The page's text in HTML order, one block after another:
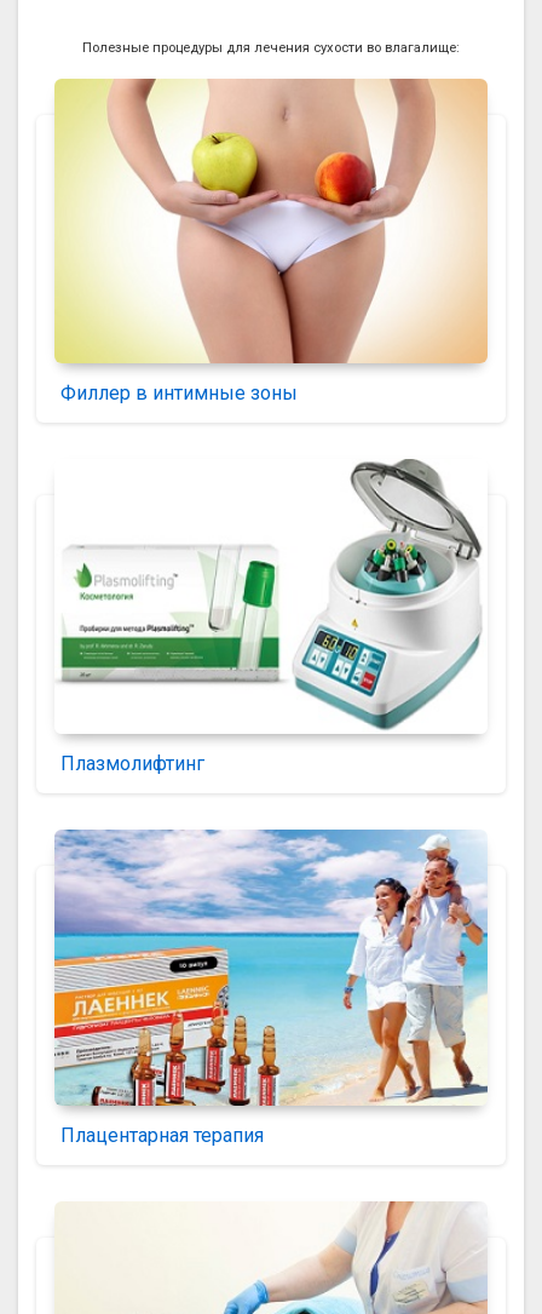
Полезные процедуры для лечения сухости во влагалище:
Филлер в интимные зоны
Плазмолифтинг
Плацентарная терапия